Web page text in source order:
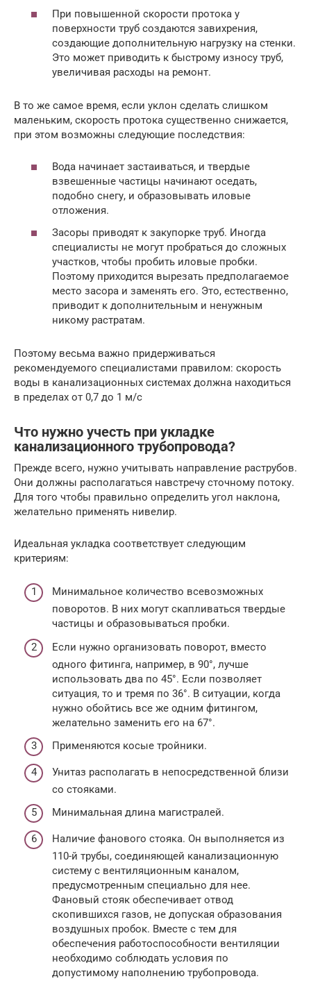
При повышенной скорости протока у
поверхности труб создаются завихрения,
создающие дополнительную нагрузку на стенки.
Это может приводить к быстрому износу труб,
увеличивая расходы на ремонт.
В то же самое время, если уклон сделать слишком
маленьким, скорость протока существенно снижается,
при этом возможны следующие последствия:
Вода начинает застаиваться, и твердые
взвешенные частицы начинают оседать,
подобно снегу, и образовывать иловые
отложения.
Засоры приводят к закупорке труб. Иногда
специалисты не могут пробраться до сложных
участков, чтобы пробить иловые пробки.
Поэтому приходится вырезать предполагаемое
место засора и заменять его. Это, естественно,
приводит к дополнительным и ненужным
никому растратам.
Поэтому весьма важно придерживаться
рекомендуемого специалистами правилом: скорость
воды в канализационных системах должна находиться
в пределах от 0,7 до 1 м/с
Что нужно учесть при укладке
канализационного трубопровода?
Прежде всего, нужно учитывать направление раструбов.
Они должны располагаться навстречу сточному потоку.
Для того чтобы правильно определить угол наклона,
желательно применять нивелир.
Идеальная укладка соответствует следующим
критериям:
Минимальное количество всевозможных
поворотов. В них могут скапливаться твердые
частицы и образовываться пробки.
Если нужно организовать поворот, вместо
одного фитинга, например, в 90°, лучше
использовать два по 45°. Если позволяет
ситуация, то и тремя по 36°. В ситуации, когда
нужно обойтись все же одним фитингом,
желательно заменить его на 67°.
Применяются косые тройники.
Унитаз располагать в непосредственной близи
со стояками.
Минимальная длина магистралей.
Наличие фанового стояка. Он выполняется из
110-й трубы, соединяющей канализационную
систему с вентиляционным каналом,
предусмотренным специально для нее.
Фановый стояк обеспечивает отвод
скопившихся газов, не допуская образования
воздушных пробок. Вместе с тем для
обеспечения работоспособности вентиляции
необходимо соблюдать условия по
допустимому наполнению трубопровода.